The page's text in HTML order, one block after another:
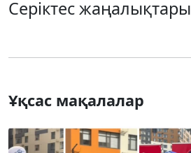
Серіктес жаңалықтары
Ұқсас мақалалар